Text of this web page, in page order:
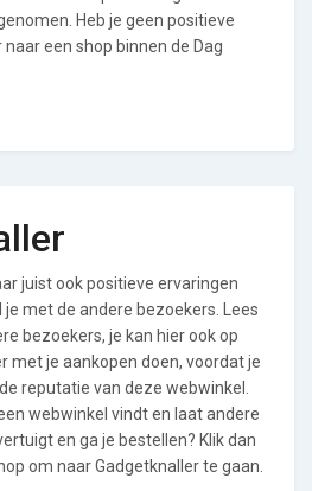
Heb je geen positieve
een shop binnen de Dag
juist ook positieve ervaringen
met de andere bezoekers. Lees
bezoekers, je kan hier ook op
met je aankopen doen, voordat je
reputatie van deze webwinkel.
webwinkel vindt en laat andere
en ga je bestellen? Klik dan
om naar Gadgetknaller te gaan.